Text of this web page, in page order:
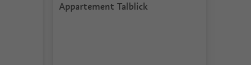
Appartement Talblick